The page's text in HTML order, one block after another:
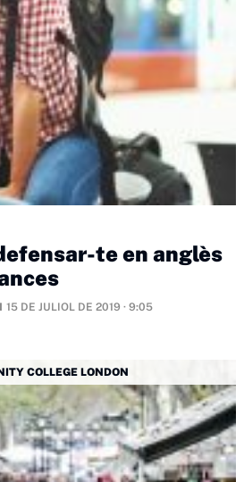
te en anglès
15 DE JULIOL DE 2019 · 9:05
COLLEGE LONDON